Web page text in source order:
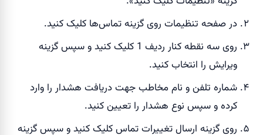
در صفحه تنظیمات روی گزینه تماس‌ها کلیک کنید.
روی سه نقطه کنار ردیف 1 کلیک کنید و سپس گزینه
ویرایش را انتخاب کنید.
شماره تلفن و نام مخاطب جهت دریافت هشدار را وارد
کرده و سپس نوع هشدار را تعیین کنید.
روی گزینه ارسال تغییرات تماس کلیک کنید و سپس گزینه